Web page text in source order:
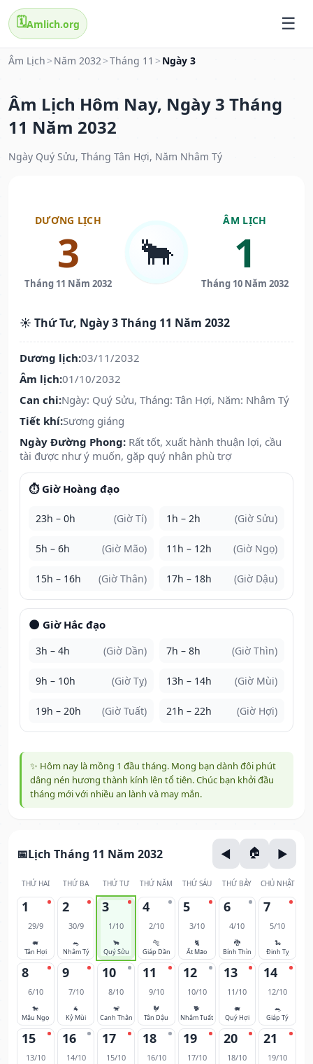
🗓️Amlich.org
Âm Lịch > Năm 2032>Tháng 11 > Ngày 3
Âm Lịch Hôm Nay, Ngày 3 Tháng
11 Năm 2032
Ngày Quý Sửu, Tháng Tân Hợi, Năm Nhâm Tý
DƯƠNG LỊCH
3
Tháng 11 Năm 2032
🐂
ÂM LỊCH
1
Tháng 10 Năm 2032
☀️ Thứ Tư, Ngày 3 Tháng 11 Năm 2032
Dương lịch:03/11/2032
Âm lịch:01/10/2032
Can chi:Ngày: Quý Sửu, Tháng: Tân Hợi, Năm: Nhâm Tý
Tiết khí:Sương giáng
Ngày Đường Phong: Rất tốt, xuất hành thuận lợi, cầu
tài được như ý muốn, gặp quý nhân phù trợ
⏱️ Giờ Hoàng đạo
23h – 0h (Giờ Tí) 1h – 2h (Giờ Sửu)
5h – 6h (Giờ Mão) 11h – 12h (Giờ Ngọ)
15h – 16h (Giờ Thân) 17h – 18h (Giờ Dậu)
🌑 Giờ Hắc đạo
3h – 4h (Giờ Dần) 7h – 8h (Giờ Thìn)
9h – 10h (Giờ Tỵ) 13h – 14h (Giờ Mùi)
19h – 20h (Giờ Tuất) 21h – 22h (Giờ Hợi)
✨ Hôm nay là mồng 1 đầu tháng. Mong bạn dành đôi phút
dâng nén hương thành kính lên tổ tiên. Chúc bạn khởi đầu
tháng mới với nhiều an lành và may mắn.
Lịch Tháng 11 Năm 2032
THỨ HAI THỨ BA THỨ TƯ THỨ NĂM THỨ SÁU THỨ BẢY CHỦ NHẬT
1
29/9
🐖
Tân Hợi
2
30/9
🐀
Nhâm Tý
3
1/10
🐂
Quý Sửu
4
2/10
🐅
Giáp Dần
5
3/10
🐈
Ất Mão
6
4/10
🐉
Bính Thìn
7
5/10
🐍
Đinh Tỵ
8
6/10
🐎
Mậu Ngọ
9
7/10
🐐
Kỷ Mùi
10
8/10
🐒
Canh Thân
11
9/10
🐓
Tân Dậu
12
10/10
🐕
Nhâm Tuất
13
11/10
🐖
Quý Hợi
14
12/10
🐀
Giáp Tý
15
13/10
16
14/10
17
15/10
18
16/10
19
17/10
20
18/10
21
19/10